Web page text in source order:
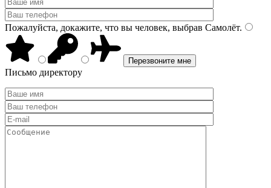
Пожалуйста, докажите, что вы человек, выбрав Самолёт.
Письмо директору